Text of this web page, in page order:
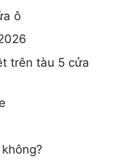
ô
trên tàu 5 cửa